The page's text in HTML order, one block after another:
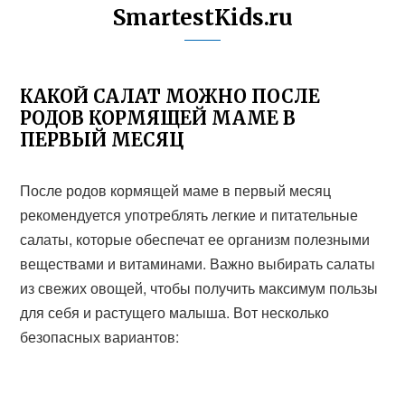
SmartestKids.ru
КАКОЙ САЛАТ МОЖНО ПОСЛЕ
РОДОВ КОРМЯЩЕЙ МАМЕ В
ПЕРВЫЙ МЕСЯЦ
После родов кормящей маме в первый месяц
рекомендуется употреблять легкие и питательные
салаты, которые обеспечат ее организм полезными
веществами и витаминами. Важно выбирать салаты
из свежих овощей, чтобы получить максимум пользы
для себя и растущего малыша. Вот несколько
безопасных вариантов: